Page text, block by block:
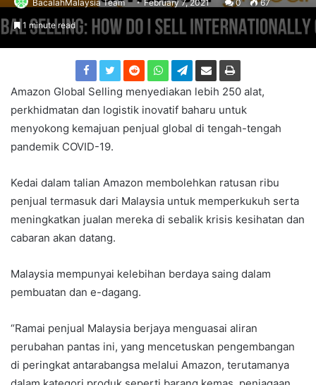
BacalahMalaysia Team February 7, 2021 0 67
1 minute read
Amazon Global Selling menyediakan lebih 250 alat,
perkhidmatan dan logistik inovatif baharu untuk
menyokong kemajuan penjual global di tengah-tengah
pandemik COVID-19.
Kedai dalam talian Amazon membolehkan ratusan ribu
penjual termasuk dari Malaysia untuk memperkukuh serta
meningkatkan jualan mereka di sebalik krisis kesihatan dan
cabaran akan datang.
Malaysia mempunyai kelebihan berdaya saing dalam
pembuatan dan e-dagang.
“Ramai penjual Malaysia berjaya menguasai aliran
perubahan pantas ini, yang mencetuskan pengembangan
di peringkat antarabangsa melalui Amazon, terutamanya